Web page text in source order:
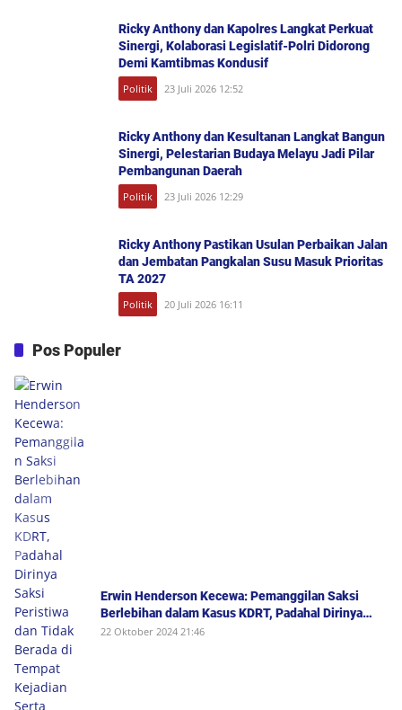
Ricky Anthony dan Kapolres Langkat Perkuat
Sinergi, Kolaborasi Legislatif-Polri Didorong
Demi Kamtibmas Kondusif
Politik 23 Juli 2026 12:52
Ricky Anthony dan Kesultanan Langkat Bangun
Sinergi, Pelestarian Budaya Melayu Jadi Pilar
Pembangunan Daerah
Politik 23 Juli 2026 12:29
Ricky Anthony Pastikan Usulan Perbaikan Jalan
dan Jembatan Pangkalan Susu Masuk Prioritas
TA 2027
Politik 20 Juli 2026 16:11
Pos Populer
Erwin Henderson Kecewa: Pemanggilan Saksi
Berlebihan dalam Kasus KDRT, Padahal Dirinya
Saksi Peristiwa dan Tidak Berada di Tempat
22 Oktober 2024 21:46